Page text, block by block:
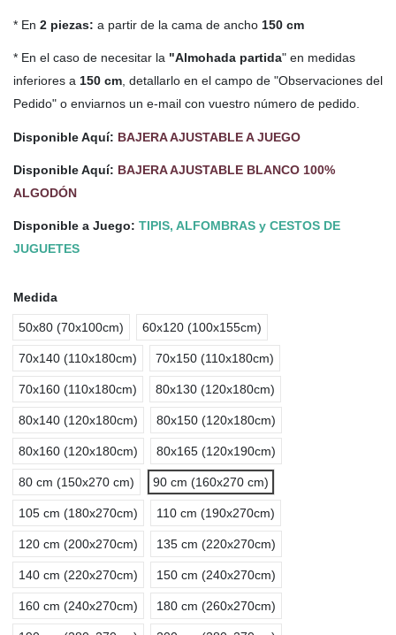
* En 2 piezas: a partir de la cama de ancho 150 cm
* En el caso de necesitar la "Almohada partida" en medidas
inferiores a 150 cm, detallarlo en el campo de "Observaciones del
Pedido" o enviarnos un e-mail con vuestro número de pedido.
Disponible Aquí: BAJERA AJUSTABLE A JUEGO
Disponible Aquí: BAJERA AJUSTABLE BLANCO 100%
ALGODÓN
Disponible a Juego: TIPIS, ALFOMBRAS y CESTOS DE
JUGUETES
Medida
50x80 (70x100cm) 60x120 (100x155cm)
70x140 (110x180cm) 70x150 (110x180cm)
70x160 (110x180cm) 80x130 (120x180cm)
80x140 (120x180cm) 80x150 (120x180cm)
80x160 (120x180cm) 80x165 (120x190cm)
80 cm (150x270 cm) 90 cm (160x270 cm)
105 cm (180x270cm) 110 cm (190x270cm)
120 cm (200x270cm) 135 cm (220x270cm)
140 cm (220x270cm) 150 cm (240x270cm)
160 cm (240x270cm) 180 cm (260x270cm)